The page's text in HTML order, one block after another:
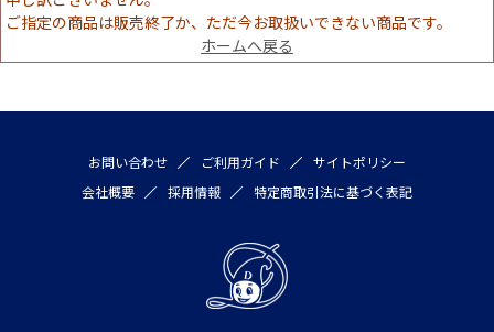
ご指定の商品は販売終了か、ただ今お取扱いできない商品です。
ホームへ戻る
お問い合わせ ご利用ガイド
サイトポリシー
会社概要
採用情報 特定商取引法に基づく表記